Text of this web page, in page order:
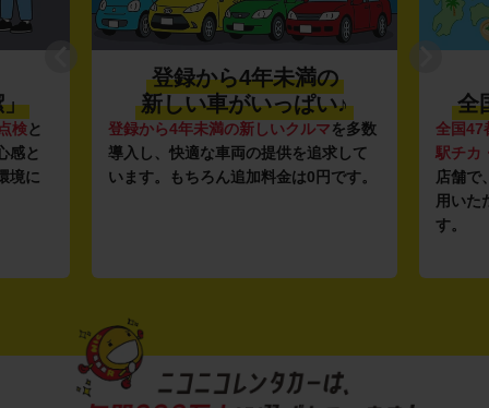
」
検と
感と
境に
登録から4年未満の
新しい車がいっぱい♪
登録から4年未満の新しいクルマを多数
導入し、快適な車両の提供を追求して
います。もちろん追加料金は0円です。
全
全国47
駅チカ
店舗で
用いた
す。